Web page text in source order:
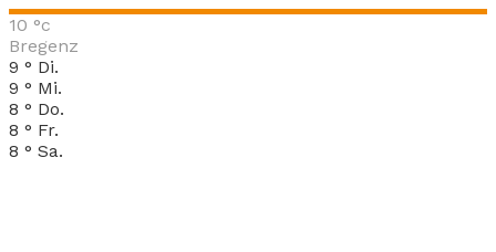
10 °c
Bregenz
9 ° Di.
9 ° Mi.
8 ° Do.
8 ° Fr.
8 ° Sa.